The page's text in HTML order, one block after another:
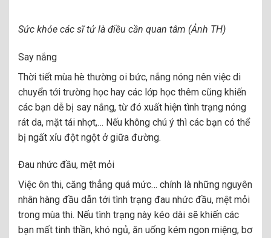
Sức khỏe các sĩ tử là điều cần quan tâm (Ảnh TH)
Say nắng
Thời tiết mùa hè thường oi bức, nắng nóng nên việc di
chuyển tới trường học hay các lớp học thêm cũng khiến
các bạn dễ bị say nắng, từ đó xuất hiện tình trạng nóng
rát da, mặt tái nhợt,… Nếu không chú ý thì các bạn có thể
bị ngất xỉu đột ngột ở giữa đường.
Đau nhức đầu, mệt mỏi
Việc ôn thi, căng thẳng quá mức… chính là những nguyên
nhân hàng đầu dẫn tới tình trạng đau nhức đầu, mệt mỏi
trong mùa thi. Nếu tình trạng này kéo dài sẽ khiến các
bạn mất tinh thần, khó ngủ, ăn uống kém ngon miệng, bơ